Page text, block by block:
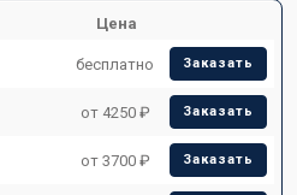
Цена
бесплатно Заказать
от 4250 ₽ Заказать
от 3700 ₽ Заказать